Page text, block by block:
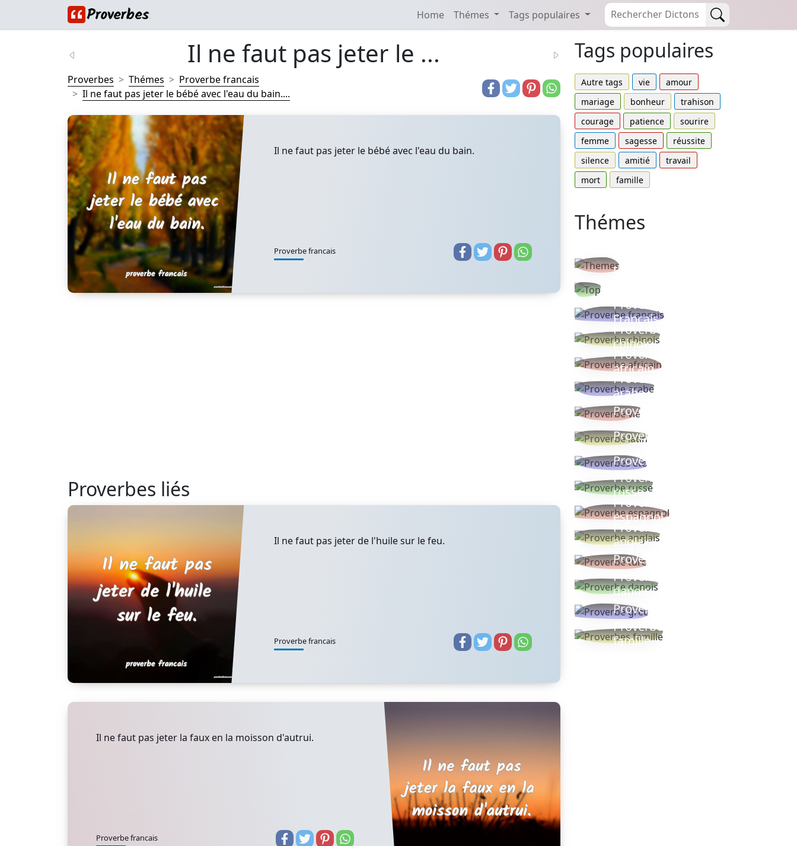
Home Thémes Tags populaires
Il ne faut pas jeter le ...
Proverbes Thémes
Proverbe francais
Il ne faut pas jeter le bébé avec l'eau du bain....
Il ne faut pas jeter le bébé avec l'eau du bain.
Proverbe francais
Proverbes liés
Il ne faut pas jeter de l'huile sur le feu.
Proverbe francais
Il ne faut pas jeter la faux en la moisson d'autrui.
Proverbe francais
Tags populaires
Autre tags vie
amour
mariage
bonheur
trahison
courage
patience
sourire
femme
sagesse
réussite
silence
amitié
travail
mort
famille
Thémes
thèmes
Proverbe
Français
Proverbe
chinois
Proverbe
africain
Proverbe
arabe
Proverbe vie
Proverbe latin
Proverbes ete
Proverbe
russe
Proverbe
espagnol
Proverbe
anglais
Proverbe turc
Proverbe
danois
Proverbe grec
Proverbes
famille